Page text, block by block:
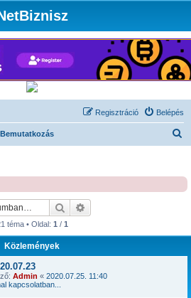
Belépés
Regisztráció
Bemutatkozás
s
Keresés
téma • Oldal: 1 / 1
Közlemények
Admin « 2020.07.25. 11:40
kapcsolatban...